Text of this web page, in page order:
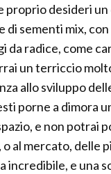
proprio desideri
sementi mix,
radice, come
un terriccio
allo sviluppo
porne a dimora
e non potrai
al mercato,
incredibile, e una